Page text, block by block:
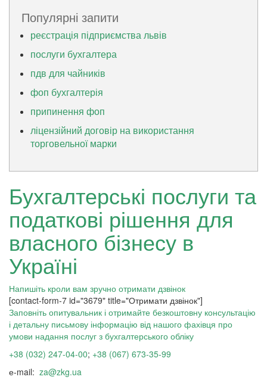
Популярні запити
реєстрація підприємства львів
послуги бухгалтера
пдв для чайників
фоп бухгалтерія
припинення фоп
ліцензійний договір на використання
торговельної марки
Бухгалтерські послуги та
податкові рішення для
власного бізнесу в
Україні
Напишіть кроли вам зручно отримати дзвінок
[contact-form-7 id="3679" title="Отримати дзвінок"]
Заповніть опитувальник і отримайте безкоштовну консультацію
і детальну письмову інформацію від нашого фахівця про
умови надання послуг з бухгалтерського обліку
+38 (032) 247-04-00; +38 (067) 673-35-99
е-mail: za@zkg.ua